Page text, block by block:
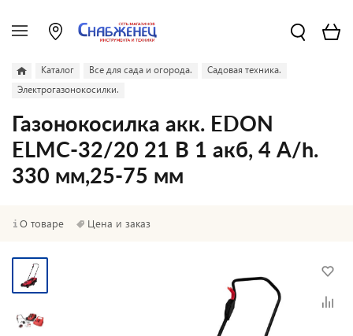
Каталог Все для сада и огорода.
Садовая техника.
Электрогазонокосилки.
Газонокосилка акк. EDON
ELMC-32/20 21 В 1 акб, 4 A/h.
330 мм,25-75 мм
О товаре Цена и заказ